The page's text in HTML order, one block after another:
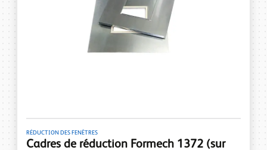
RÉDUCTION DES FENÊTRES
Cadres de réduction Formech 1372 (sur